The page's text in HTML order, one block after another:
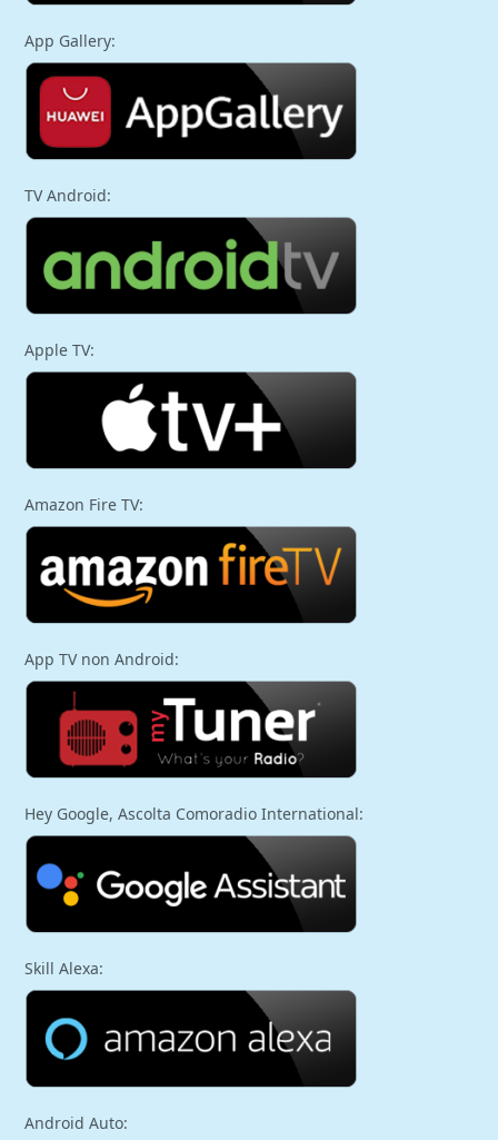
App Gallery:
TV Android:
Apple TV:
Amazon Fire TV:
App TV non Android:
Hey Google, Ascolta Comoradio International:
Skill Alexa:
Android Auto: